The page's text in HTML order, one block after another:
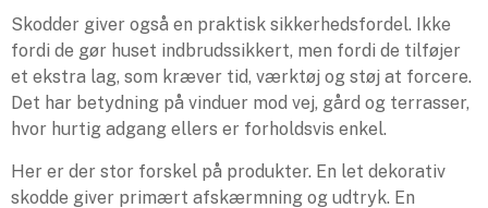
Skodder giver også en praktisk sikkerhedsfordel. Ikke
fordi de gør huset indbrudssikkert, men fordi de tilføjer
et ekstra lag, som kræver tid, værktøj og støj at forcere.
Det har betydning på vinduer mod vej, gård og terrasser,
hvor hurtig adgang ellers er forholdsvis enkel.
Her er der stor forskel på produkter. En let dekorativ
skodde giver primært afskærmning og udtryk. En